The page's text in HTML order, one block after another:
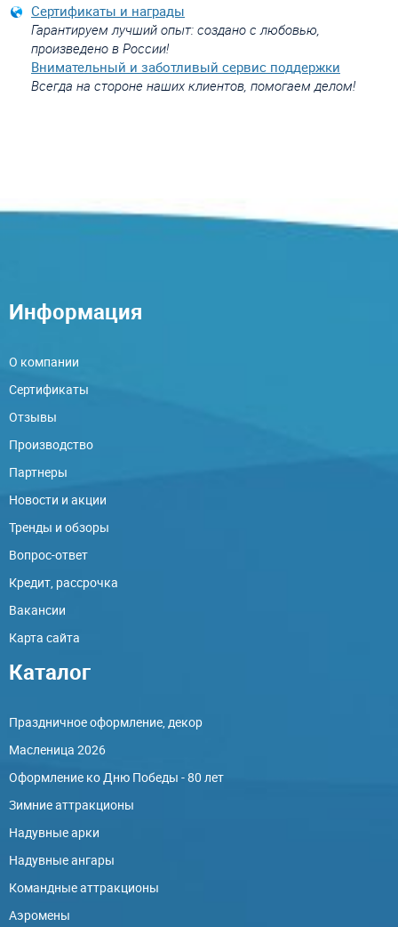
Сертификаты и награды
Гарантируем лучший опыт: создано с любовью,
произведено в России!
Внимательный и заботливый сервис поддержки
Всегда на стороне наших клиентов, помогаем делом!
Информация
О компании
Сертификаты
Отзывы
Производство
Партнеры
Новости и акции
Тренды и обзоры
Вопрос-ответ
Кредит, рассрочка
Вакансии
Карта сайта
Каталог
Праздничное оформление, декор
Масленица 2026
Оформление ко Дню Победы - 80 лет
Зимние аттракционы
Надувные арки
Надувные ангары
Командные аттракционы
Аэромены